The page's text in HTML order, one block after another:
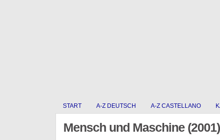
START A-Z DEUTSCH A-Z CASTELLANO
Mensch und Maschine (2001)